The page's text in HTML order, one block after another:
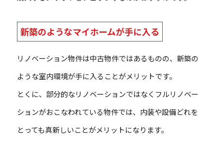
新築のようなマイホームが手に入る
リノベーション物件は中古物件ではあるものの、新築の
ような室内環境が手に入ることがメリットです。
とくに、部分的なリノベーションではなくフルリノベー
ションがおこなわれている物件では、内装や設備どれを
とっても真新しいことがメリットになります。